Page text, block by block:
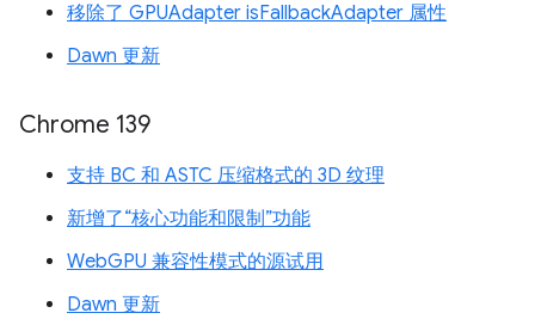
移除了 GPUAdapter isFallbackAdapter 属性
Dawn 更新
Chrome 139
支持 BC 和 ASTC 压缩格式的 3D 纹理
新增了“核心功能和限制”功能
WebGPU 兼容性模式的源试用
Dawn 更新